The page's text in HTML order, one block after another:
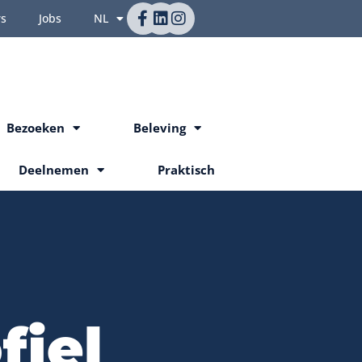
Jobs NL
Bezoeken Beleving
Deelnemen Praktisch